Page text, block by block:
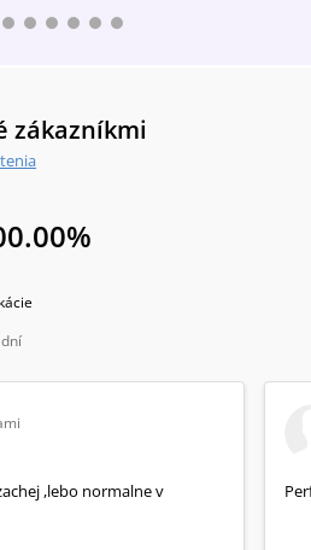
zákazníkmi
%
,lebo normalne v